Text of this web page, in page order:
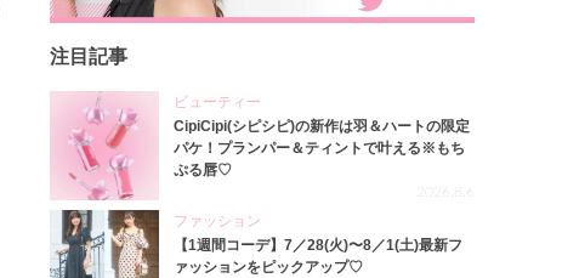
注目記事
ビューティー
CipiCipi(シピシピ)の新作は羽＆ハートの限定
パケ！プランパー＆ティントで叶える※もち
ぷる唇♡
2026.8.6
ファッション
【1週間コーデ】7／28(火)〜8／1(土)最新フ
ァッションをピックアップ♡